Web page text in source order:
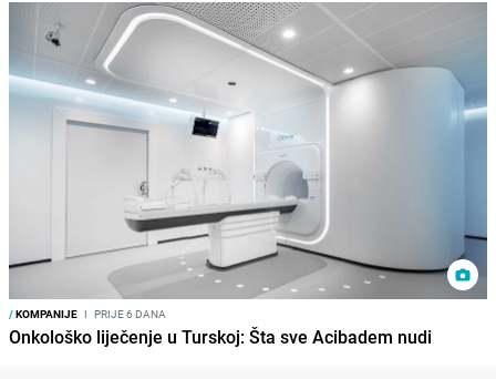
/KOMPANIJE I PRIJE 6 DANA
Onkološko liječenje u Turskoj: Šta sve Acibadem nudi